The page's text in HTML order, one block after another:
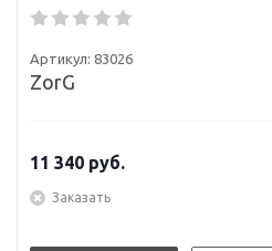
Артикул: 83026
ZorG
11 340 руб.
Заказать